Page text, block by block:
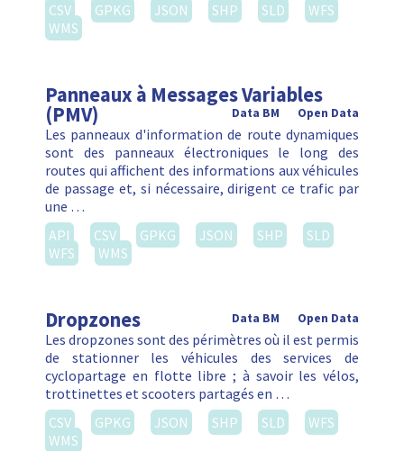
CSV
GPKG JSON SHP SLD
WFS
WMS
Panneaux à Messages Variables
(PMV) Open Data
Data BM
Les panneaux d'information de route dynamiques
sont des panneaux électroniques le long des
routes qui affichent des informations aux véhicules
de passage et, si nécessaire, dirigent ce trafic par
une …
API
CSV GPKG JSON SHP
SLD
WFS
WMS
Dropzones Open Data
Data BM
Les dropzones sont des périmètres où il est permis
de stationner les véhicules des services de
cyclopartage en flotte libre ; à savoir les vélos,
trottinettes et scooters partagés en …
CSV
GPKG JSON SHP SLD
WFS
WMS